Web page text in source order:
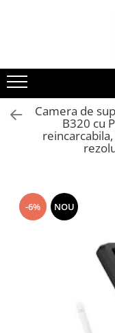
Camera de
Conexiune 4G
Conexiune Wi-Fi
Conexiune PoE
Sonerie inteligentă
Accesorii camere de
Camera de
B320 cu
-6% NOU